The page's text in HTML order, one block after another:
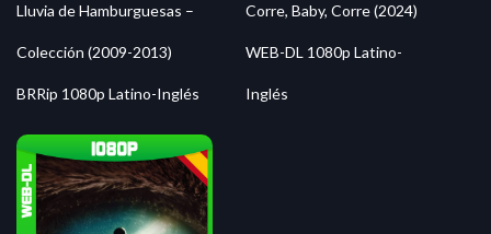
Lluvia de Hamburguesas –
Colección (2009-2013)
BRRip 1080p Latino-Inglés
Corre, Baby, Corre (2024)
WEB-DL 1080p Latino-
Inglés